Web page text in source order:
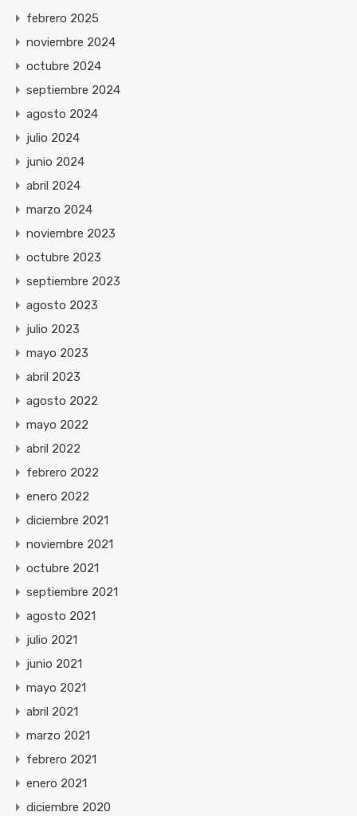
febrero 2025
noviembre 2024
octubre 2024
septiembre 2024
agosto 2024
julio 2024
junio 2024
abril 2024
marzo 2024
noviembre 2023
octubre 2023
septiembre 2023
agosto 2023
julio 2023
mayo 2023
abril 2023
agosto 2022
mayo 2022
abril 2022
febrero 2022
enero 2022
diciembre 2021
noviembre 2021
octubre 2021
septiembre 2021
agosto 2021
julio 2021
junio 2021
mayo 2021
abril 2021
marzo 2021
febrero 2021
enero 2021
diciembre 2020